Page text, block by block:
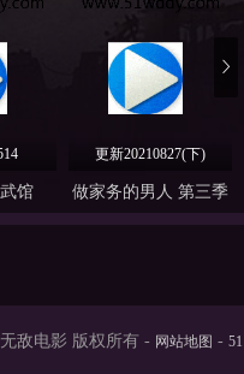
馆
更新20210827(下)
做家务的男人 第三季
敌电影 版权所有 - 网站地图 - 51